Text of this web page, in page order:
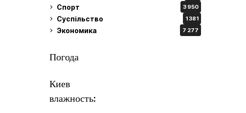
Спорт 3 950
Суспільство 1 381
Экономика 7 277
Погода
Киев
влажность: